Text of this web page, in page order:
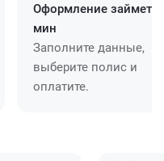
Оформление займет
мин
Заполните данные,
выберите полис и
оплатите.